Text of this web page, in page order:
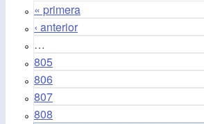
« primera
‹ anterior
…
805
806
807
808